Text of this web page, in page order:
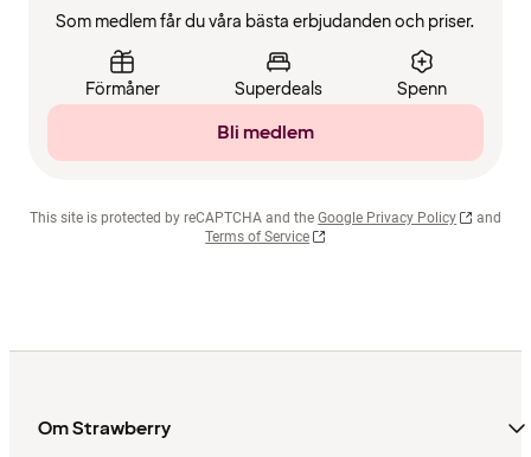
Som medlem får du våra bästa erbjudanden och priser.
Förmåner Superdeals Spenn
Bli medlem
This site is protected by reCAPTCHA and the Google Privacy Policy
and
Terms of Service
Om Strawberry